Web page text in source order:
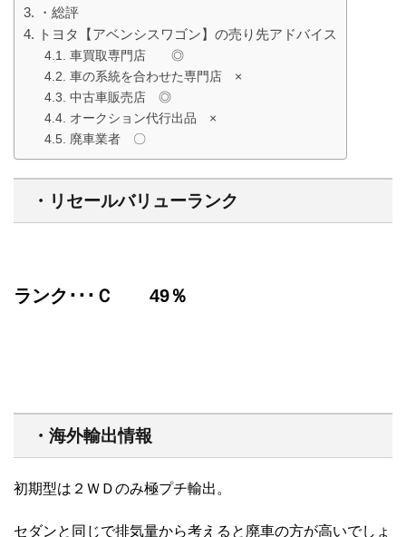
・総評
トヨタ【アベンシスワゴン】の売り先アドバイス
車買取専門店 ◎
車の系統を合わせた専門店 ×
中古車販売店 ◎
オークション代行出品 ×
廃車業者 〇
・リセールバリューランク
ランク･･･Ｃ 49％
・海外輸出情報
初期型は２ＷＤのみ極プチ輸出。
セダンと同じで排気量から考えると廃車の方が高いでしょ